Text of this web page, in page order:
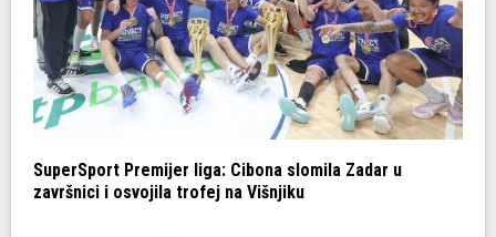
SuperSport Premijer liga: Cibona slomila Zadar u
završnici i osvojila trofej na Višnjiku